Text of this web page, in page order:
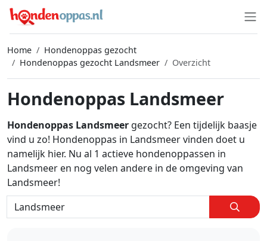
Home
Hondenoppas gezocht
Hondenoppas gezocht Landsmeer
Overzicht
Hondenoppas Landsmeer
Hondenoppas Landsmeer gezocht? Een tijdelijk baasje
vind u zo! Hondenoppas in Landsmeer vinden doet u
namelijk hier. Nu al 1 actieve hondenoppassen in
Landsmeer en nog velen andere in de omgeving van
Landsmeer!